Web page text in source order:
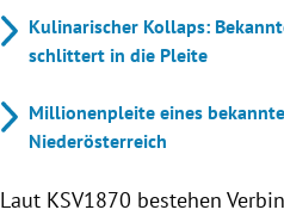
Kulinarischer Kollaps:
schlittert in die Pleite
Millionenpleite eines
Niederösterreich
Laut KSV1870 bestehen